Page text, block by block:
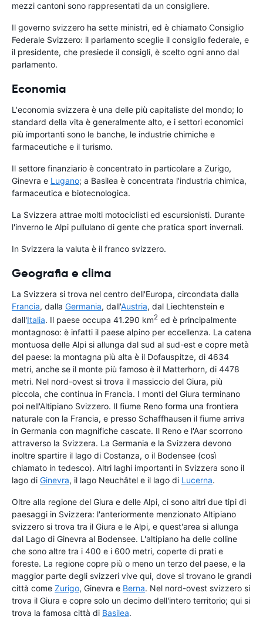
mezzi cantoni sono rappresentati da un consigliere.
Il governo svizzero ha sette ministri, ed è chiamato Consiglio
Federale Svizzero: il parlamento sceglie il consiglio federale, e
il presidente, che presiede il consigli, è scelto ogni anno dal
parlamento.
Economia
L'economia svizzera è una delle più capitaliste del mondo; lo
standard della vita è generalmente alto, e i settori economici
più importanti sono le banche, le industrie chimiche e
farmaceutiche e il turismo.
Il settore finanziario è concentrato in particolare a Zurigo,
Ginevra e Lugano; a Basilea è concentrata l'industria chimica,
farmaceutica e biotecnologica.
La Svizzera attrae molti motociclisti ed escursionisti. Durante
l'inverno le Alpi pullulano di gente che pratica sport invernali.
In Svizzera la valuta è il franco svizzero.
Geografia e clima
La Svizzera si trova nel centro dell'Europa, circondata dalla
Francia, dalla Germania, dall'Austria, dal Liechtenstein e
dall'Italia. Il paese occupa 41.290 km2 ed è principalmente
montagnoso: è infatti il paese alpino per eccellenza. La catena
montuosa delle Alpi si allunga dal sud al sud-est e copre metà
del paese: la montagna più alta è il Dofauspitze, di 4634
metri, anche se il monte più famoso è il Matterhorn, di 4478
metri. Nel nord-ovest si trova il massiccio del Giura, più
piccola, che continua in Francia. I monti del Giura terminano
poi nell'Altipiano Svizzero. Il fiume Reno forma una frontiera
naturale con la Francia, e presso Schaffhausen il fiume arriva
in Germania con magnifiche cascate. Il Reno e l'Aar scorrono
attraverso la Svizzera. La Germania e la Svizzera devono
inoltre spartire il lago di Costanza, o il Bodensee (così
chiamato in tedesco). Altri laghi importanti in Svizzera sono il
lago di Ginevra, il lago Neuchâtel e il lago di Lucerna.
Oltre alla regione del Giura e delle Alpi, ci sono altri due tipi di
paesaggi in Svizzera: l'anteriormente menzionato Altipiano
svizzero si trova tra il Giura e le Alpi, e quest'area si allunga
dal Lago di Ginevra al Bodensee. L'altipiano ha delle colline
che sono altre tra i 400 e i 600 metri, coperte di prati e
foreste. La regione copre più o meno un terzo del paese, e la
maggior parte degli svizzeri vive qui, dove si trovano le grandi
città come Zurigo, Ginevra e Berna. Nel nord-ovest svizzero si
trova il Giura e copre solo un decimo dell'intero territorio; qui si
trova la famosa città di Basilea.